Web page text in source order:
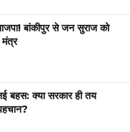
बांकीपुर से जन सुराज को
मंत्र
नई बहस: क्या सरकार ही तय